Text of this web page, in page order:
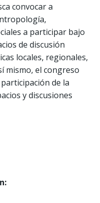
convocar a
a participar bajo
de discusión
locales, regionales,
mismo, el congreso
de la
y discusiones